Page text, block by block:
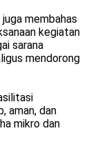
membahas
kegiatan
sarana
mendorong
aman, dan
mikro dan